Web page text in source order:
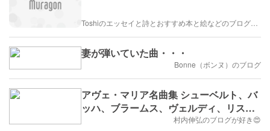
妻が弾いていた曲・・・
Bonne（ボンヌ）のブログ
アヴェ・マリア名曲集 シューベルト、バ
ッハ、ブラームス、ヴェルディ、リスト
など 10人の作曲家によるCD村内伸弘のブログが好き😍